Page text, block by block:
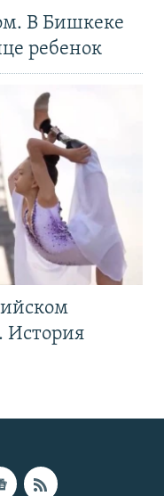
В Бишкеке
ребенок
История